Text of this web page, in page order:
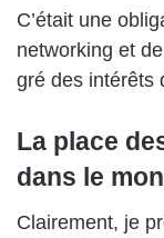
C’était une
networking et
gré des intérêts
La place
dans le
Clairement, je